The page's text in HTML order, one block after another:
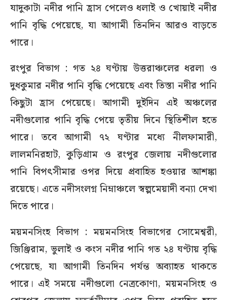
যাদুকাটা নদীর পানি হ্রাস পেলেও ধলাই ও খোয়াই নদীর
পানি বৃদ্ধি পেয়েছে, যা আগামী তিনদিন আরও বাড়তে
পারে।
রংপুর বিভাগ : গত ২৪ ঘণ্টায় উত্তরাঞ্চলের ধরলা ও
দুধকুমার নদীর পানি বৃদ্ধি পেয়েছে এবং তিস্তা নদীর পানি
কিছুটা হ্রাস পেয়েছে। আগামী দুইদিন এই অঞ্চলের
নদীগুলোর পানি বৃদ্ধি পেয়ে তৃতীয় দিনে স্থিতিশীল হতে
পারে। তবে আগামী ৭২ ঘণ্টার মধ্যে নীলফামারী,
লালমনিরহাট, কুড়িগ্রাম ও রংপুর জেলায় নদীগুলোর
পানি বিপৎসীমার ওপর দিয়ে প্রবাহিত হওয়ার আশঙ্কা
রয়েছে। এতে নদীসংলগ্ন নিম্নাঞ্চলে স্বল্পমেয়াদী বন্যা দেখা
দিতে পারে।
ময়মনসিংহ বিভাগ : ময়মনসিংহ বিভাগের সোমেশ্বরী,
জিঞ্জিরাম, ভুলাই ও কংস নদীর পানি গত ২৪ ঘণ্টায় বৃদ্ধি
পেয়েছে, যা আগামী তিনদিন পর্যন্ত অব্যাহত থাকতে
পারে। এই সময়ে নদীগুলো নেত্রকোণা, ময়মনসিংহ ও